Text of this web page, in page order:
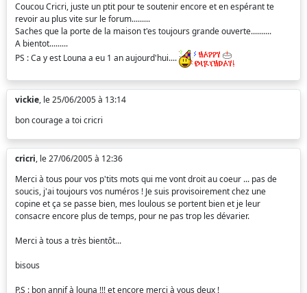
Coucou Cricri, juste un ptit pour te soutenir encore et en espérant te
revoir au plus vite sur le forum.........
Saches que la porte de la maison t'es toujours grande ouverte..........
A bientot.........
PS : Ca y est Louna a eu 1 an aujourd'hui....
vickie, le 25/06/2005 à 13:14
bon courage a toi cricri
cricri, le 27/06/2005 à 12:36
Merci à tous pour vos p'tits mots qui me vont droit au coeur ... pas de
soucis, j'ai toujours vos numéros ! Je suis provisoirement chez une
copine et ça se passe bien, mes loulous se portent bien et je leur
consacre encore plus de temps, pour ne pas trop les dévarier.
Merci à tous a très bientôt...
bisous
P.S : bon annif à louna !!! et encore merci à vous deux !